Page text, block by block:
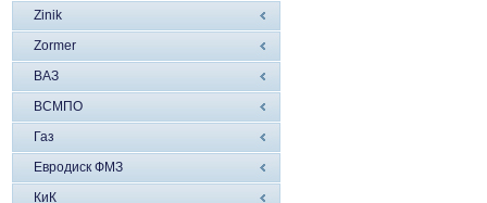
Zinik
Zormer
ВАЗ
ВСМПО
Газ
Евродиск ФМЗ
КиК